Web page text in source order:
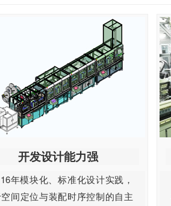
开发设计能力强
16年模块化、标准化设计实践，
间定位与装配时序控制的自主